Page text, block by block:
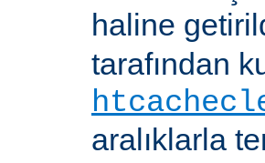
haline
tarafından
aralıklarla